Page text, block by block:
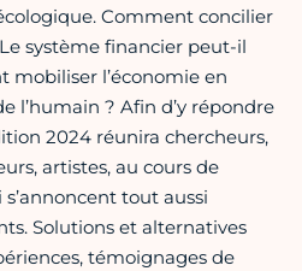
Comment concilier
système financier peut-il
mobiliser l’économie en
l’humain ? Afin d’y répondre
2024 réunira chercheurs,
artistes, au cours de
tout aussi
Solutions et alternatives
témoignages de